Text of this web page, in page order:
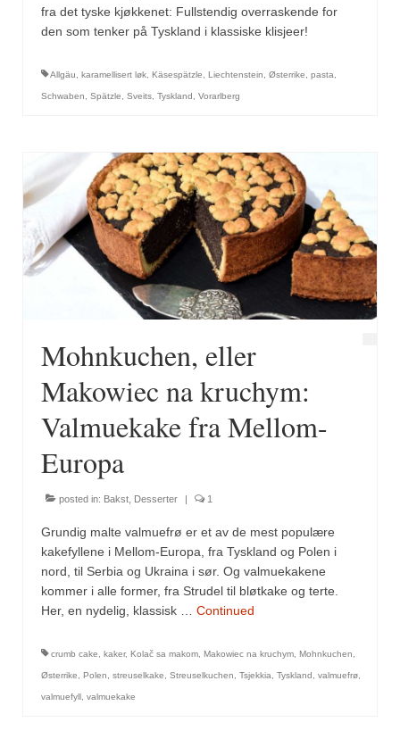
Ñora
Parisisk pepper
Piment d’Espelette
Purreløk (tørket)
Quatre épices
Rosépepper
Salvie
Sar (bønneurt)
Selleriblader
Tomatflak
Om oss
Kontakt oss
fra det tyske kjøkkenet: Fullstendig overraskende for
den som tenker på Tyskland i klassiske klisjeer!
Allgäu karamellisert løk Käsespätzle Liechtenstein Østerrike pasta
Schwaben Spätzle Sveits Tyskland Vorarlberg
Mohnkuchen, eller
Makowiec na kruchym:
Valmuekake fra Mellom-
Europa
posted in: Bakst Desserter 1
Grundig malte valmuefrø er et av de mest populære
kakefyllene i Mellom-Europa, fra Tyskland og Polen i
nord, til Serbia og Ukraina i sør. Og valmuekakene
kommer i alle former, fra Strudel til bløtkake og terte.
Her, en nydelig, klassisk … Continued
crumb cake, kaker, Kolač sa makom, Makowiec na kruchym, Mohnkuchen,
Østerrike, Polen, streuselkake, Streuselkuchen, Tsjekkia, Tyskland, valmuefrø,
valmuefyll, valmuekake